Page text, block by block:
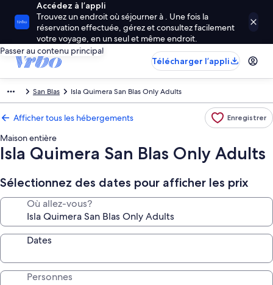
Accédez à l’appli
Trouvez un endroit où séjourner à . Une fois la
réservation effectuée, gérez et consultez facilement
votre voyage, en un seul et même endroit.
Passer au contenu principal
Télécharger l’appli
San Blas Isla Quimera San Blas Only Adults
Afficher tous les hébergements Enregistrer
Maison entière
Isla Quimera San Blas Only Adults
Sélectionnez des dates pour afficher les prix
Où allez-vous?
Dates
Personnes